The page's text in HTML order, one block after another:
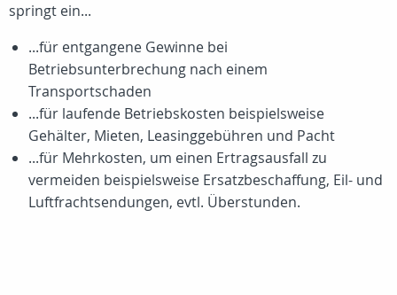
springt ein...
...für entgangene Gewinne bei
Betriebsunterbrechung nach einem
Transportschaden
...für laufende Betriebskosten beispielsweise
Gehälter, Mieten, Leasinggebühren und Pacht
...für Mehrkosten, um einen Ertragsausfall zu
vermeiden beispielsweise Ersatzbeschaffung, Eil- und
Luftfrachtsendungen, evtl. Überstunden.